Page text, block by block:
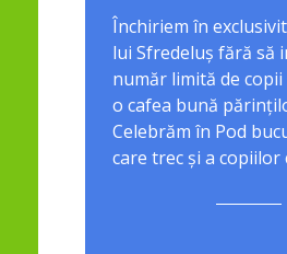
Închiriem în
lui Sfredeluș fără să
număr limită de
o cafea bună
Celebrăm în Pod
care trec și a copiilor